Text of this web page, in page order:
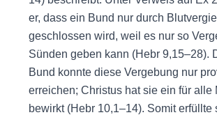
er, dass ein Bund nur durch
geschlossen wird, weil es nur so
Sünden geben kann (Hebr 9,15–28).
Bund konnte diese Vergebung nur
erreichen; Christus hat sie ein für alle
bewirkt (Hebr 10,1–14). Somit erfüllte